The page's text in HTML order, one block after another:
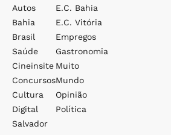
Autos
Bahia
Brasil
Saúde
Cineinsite
Concursos
Cultura
Digital
Salvador
E.c. Bahia
E.c. Vitória
Empregos
Gastronomia
Muito
Mundo
Opinião
Política